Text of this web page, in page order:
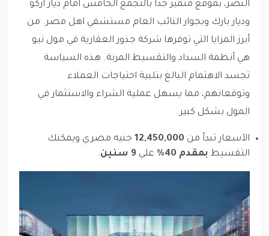
النصر، بموقع متميز جدا بالتجمع الخامس امام ديار اركو
وديار بارك وبجوار النائب العام مستشفي اهل مصر. من
أبرز المزايا التي توفرها شركة جذور العقارية في مول نيو
هي أنظمة السداد والتقسيط المرنة. هذه السياسة
تجسد الاهتمام البالغ بتلبية احتياجات العملاء
وتوقعاتهم، مما يسهل عملية الشراء والاستثمار في
المول بشكل كبير.
الآسعار تبدأ من
جنيه مصري ويمكنك
التقسيط بمقدم 40% علي 9 سنين .